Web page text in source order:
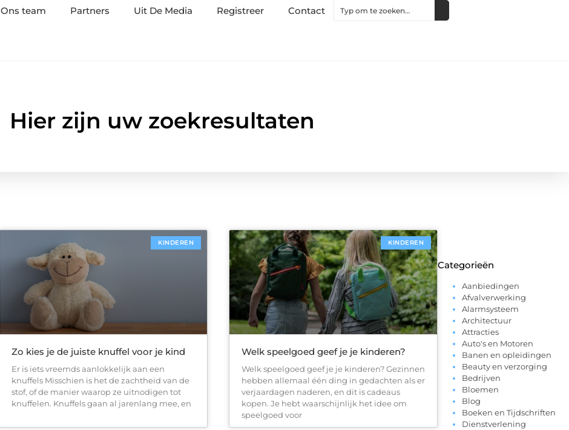
Ons team Partners Uit De Media Registreer Contact
Hier zijn uw zoekresultaten
KINDEREN
Zo kies je de juiste knuffel voor je kind
Er is iets vreemds aanlokkelijk aan een
knuffels Misschien is het de zachtheid van de
stof, of de manier waarop ze uitnodigen tot
knuffelen. Knuffels gaan al jarenlang mee, en
KINDEREN
Welk speelgoed geef je je kinderen?
Welk speelgoed geef je je kinderen? Gezinnen
hebben allemaal één ding in gedachten als er
verjaardagen naderen, en dit is cadeaus
kopen. Je hebt waarschijnlijk het idee om
speelgoed voor
Categorieën
Aanbiedingen
Afvalverwerking
Alarmsysteem
Architectuur
Attracties
Auto's en Motoren
Banen en opleidingen
Beauty en verzorging
Bedrijven
Bloemen
Blog
Boeken en Tijdschriften
Dienstverlening